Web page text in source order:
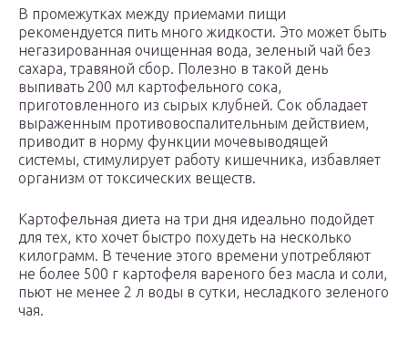
В промежутках между приемами пищи
рекомендуется пить много жидкости. Это может быть
негазированная очищенная вода, зеленый чай без
сахара, травяной сбор. Полезно в такой день
выпивать 200 мл картофельного сока,
приготовленного из сырых клубней. Сок обладает
выраженным противовоспалительным действием,
приводит в норму функции мочевыводящей
системы, стимулирует работу кишечника, избавляет
организм от токсических веществ.
Картофельная диета на три дня идеально подойдет
для тех, кто хочет быстро похудеть на несколько
килограмм. В течение этого времени употребляют
не более 500 г картофеля вареного без масла и соли,
пьют не менее 2 л воды в сутки, несладкого зеленого
чая.